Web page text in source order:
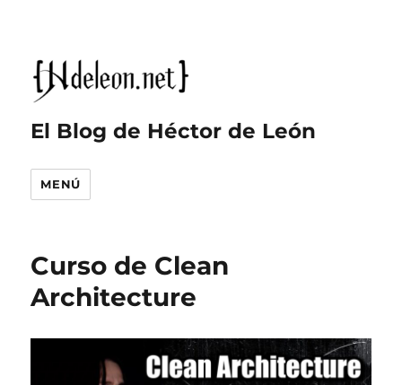
El Blog de Héctor de León
MENÚ
Curso de Clean
Architecture